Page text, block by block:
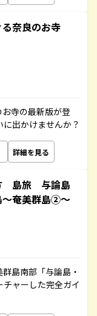
奈良のお寺
寺の最新版が登
出かけませんか？
詳細を見る
島旅 与論島
奄美群島②～
島南部「与論島・
ャーした完全ガイ